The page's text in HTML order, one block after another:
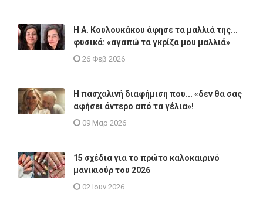
Η A. Κουλουκάκου άφησε τα μαλλιά της...
φυσικά: «αγαπώ τα γκρίζα μου μαλλιά»
26 Φεβ 2026
Η πασχαλινή διαφήμιση που... «δεν θα σας
αφήσει άντερο από τα γέλια»!
09 Μαρ 2026
15 σχέδια για το πρώτο καλοκαιρινό
μανικιούρ του 2026
02 Ιουν 2026